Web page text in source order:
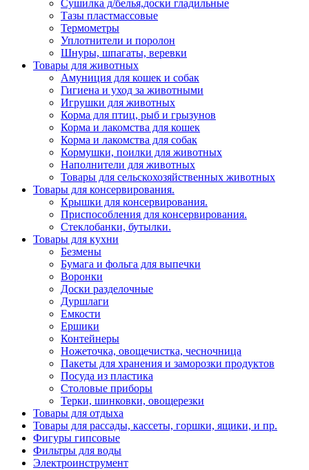
Сушилка д/белья,доски гладильные
Тазы пластмассовые
Термометры
Уплотнители и поролон
Шнуры, шпагаты, веревки
Товары для животных
Амуниция для кошек и собак
Гигиена и уход за животными
Игрушки для животных
Корма для птиц, рыб и грызунов
Корма и лакомства для кошек
Корма и лакомства для собак
Кормушки, поилки для животных
Наполнители для животных
Товары для сельскохозяйственных животных
Товары для консервирования.
Крышки для консервирования.
Приспособления для консервирования.
Стеклобанки, бутылки.
Товары для кухни
Безмены
Бумага и фольга для выпечки
Воронки
Доски разделочные
Дуршлаги
Емкости
Ершики
Контейнеры
Ножеточка, овощечистка, чесночница
Пакеты для хранения и заморозки продуктов
Посуда из пластика
Столовые приборы
Терки, шинковки, овощерезки
Товары для отдыха
Товары для рассады, кассеты, горшки, ящики, и пр.
Фигуры гипсовые
Фильтры для воды
Электроинструмент